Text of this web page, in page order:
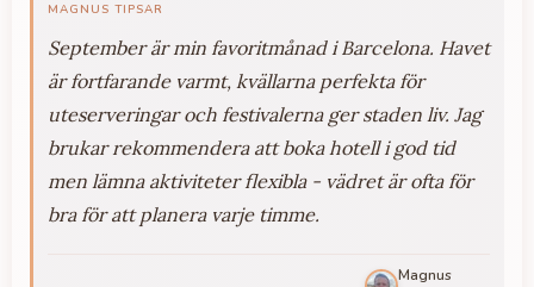
MAGNUS TIPSAR
September är min favoritmånad i Barcelona. Havet
är fortfarande varmt, kvällarna perfekta för
uteserveringar och festivalerna ger staden liv. Jag
brukar rekommendera att boka hotell i god tid
men lämna aktiviteter flexibla - vädret är ofta för
bra för att planera varje timme.
Magnus